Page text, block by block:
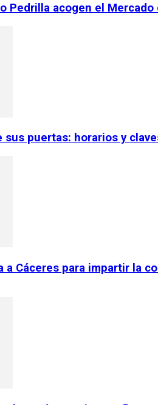
Pedrilla acogen el Mercado
sus puertas: horarios y
a Cáceres para impartir la